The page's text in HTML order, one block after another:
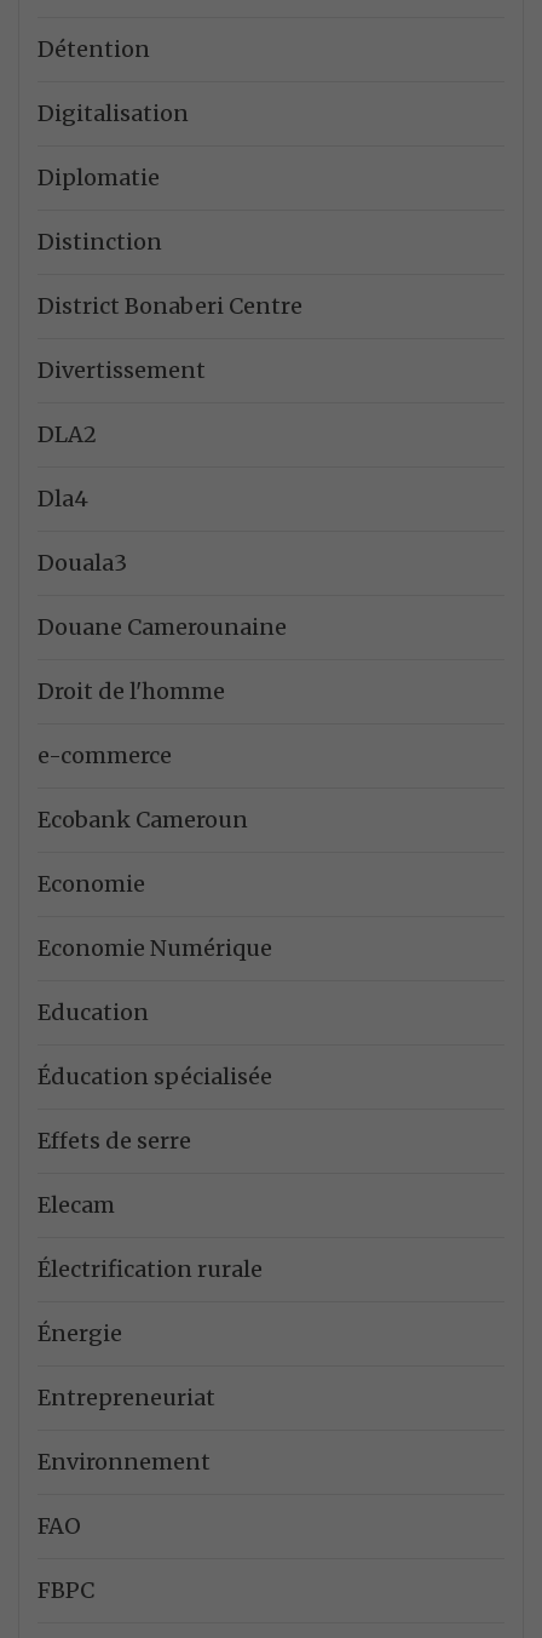
Détention
Digitalisation
Diplomatie
Distinction
District Bonaberi Centre
Divertissement
DLA2
Dla4
Douala3
Douane Camerounaine
Droit de l'homme
e-commerce
Ecobank Cameroun
Economie
Economie Numérique
Education
Éducation spécialisée
Effets de serre
Elecam
Électrification rurale
Énergie
Entrepreneuriat
Environnement
FAO
FBPC